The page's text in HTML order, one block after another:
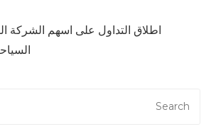
اطلاق التداول على اسهم الشركة
السياحية